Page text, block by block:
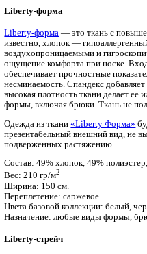
В отличие от традиционных
тканьLiberty-люкспри
воздушной. Изделия из
вторая кожа. Это важное
комфорт и, как следствие,
Состав: 83% полиэстер, 10%
Вес: 180 гр/м2
Переплетение: саржевое
Цвета базовой коллекции:
Назначение: ткань для
Liberty-форма